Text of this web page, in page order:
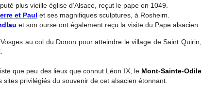
plus vieille église d’Alsace, reçut le pape en 1049.
et Paul et ses magnifiques sculptures, à Rosheim.
et son ourse ont également reçu la visite du Pape alsacien.
au col du Donon pour atteindre le village de Saint Quirin,
que peu des lieux que connut Léon IX, le Mont-Sainte-Odile
sites privilégiés du souvenir de cet alsacien étonnant.